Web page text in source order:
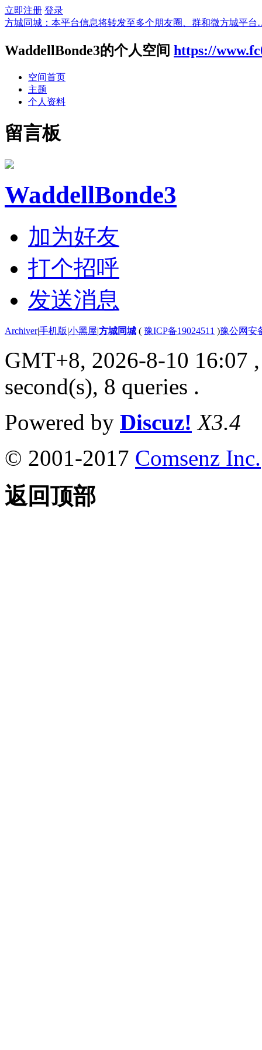
立即注册 登录
方城同城：本平台信息将转发至多个朋友圈、群和微方城平
WaddellBonde3的个人空间 https://
空间首页
主题
个人资料
留言板
WaddellBonde3
加为好友
打个招呼
发送消息
Archiver|手机版|小黑屋|方城同城 ( 豫ICP备19024511 )豫公网安
GMT+8, 2026-8-10 16:07
second(s), 8 queries .
Powered by Discuz! X3.4
© 2001-2017 Comsenz Inc.
返回顶部